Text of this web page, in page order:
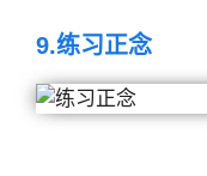
9.练习正念